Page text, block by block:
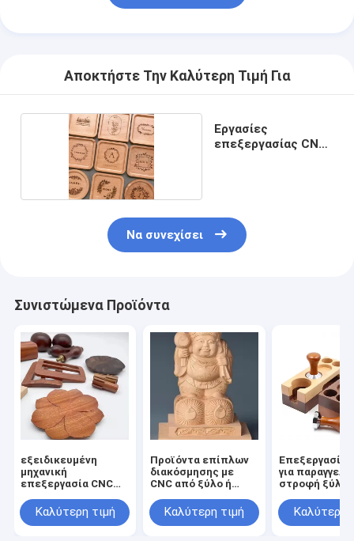
Αποκτήστε Την Καλύτερη Τιμή Για
Εργασίες
επεξεργασίας CNC
Να συνεχίσει
Συνιστώμενα Προϊόντα
εξειδικευμένη
μηχανική
επεξεργασία CNC
εξαρτήματα ξύλινα
μέρη CNC
Καλύτερη τιμή
Προϊόντα επίπλων
διακόσμησης με
CNC από ξύλο ή
Καλύτερη τιμή
Επεξεργασία
για
στροφή
υπηρεσία
επεξεργασίας
Καλύτερη